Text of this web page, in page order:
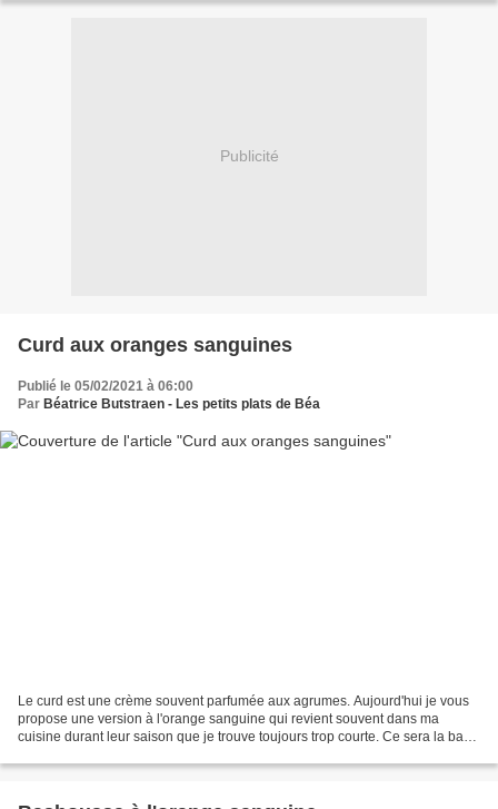
Publicité
Curd aux oranges sanguines
Publié le 05/02/2021 à 06:00
Par Béatrice Butstraen - Les petits plats de Béa
Le curd est une crème souvent parfumée aux agrumes. Aujourd'hui je vous
propose une version à l'orange sanguine qui revient souvent dans ma
cuisine durant leur saison que je trouve toujours trop courte. Ce sera la base